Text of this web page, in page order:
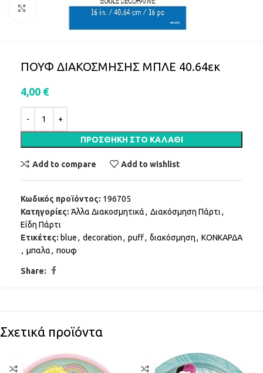
Click to enlarge
ΠΟΥΦ ΔΙΑΚΟΣΜΗΣΗΣ ΜΠΛΕ 40.64εκ
4,00 €
ΠΡΟΣΘΉΚΗ ΣΤΟ ΚΑΛΆΘΙ
Add to compare Add to wishlist
Κωδικός προϊόντος: 196705
Κατηγορίες: Άλλα Διακοσμητικά, Διακόσμηση Πάρτι,
Είδη Πάρτι
Ετικέτες: blue, decoration, puff, διακόσμηση, ΚΟΝΚΑΡΔΑ
, μπαλα, πουφ
Share:
Σχετικά προϊόντα